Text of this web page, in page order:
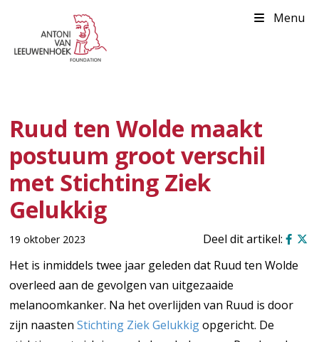
Menu
Ruud ten Wolde maakt
postuum groot verschil
met Stichting Ziek
Gelukkig
19 oktober 2023
Het is inmiddels twee jaar geleden dat Ruud ten Wolde
overleed aan de gevolgen van uitgezaaide
melanoomkanker. Na het overlijden van Ruud is door
zijn naastenStichting Ziek Gelukkigopgericht. De